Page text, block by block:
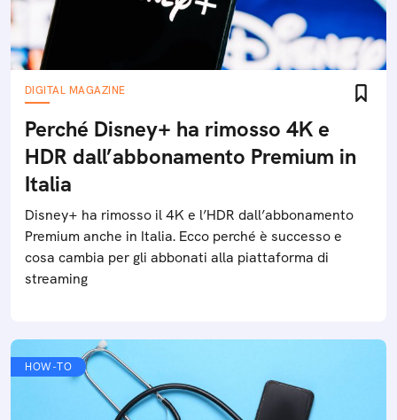
DIGITAL MAGAZINE
Perché Disney+ ha rimosso 4K e
HDR dall’abbonamento Premium in
Italia
Disney+ ha rimosso il 4K e l’HDR dall’abbonamento
Premium anche in Italia. Ecco perché è successo e
cosa cambia per gli abbonati alla piattaforma di
streaming
HOW-TO